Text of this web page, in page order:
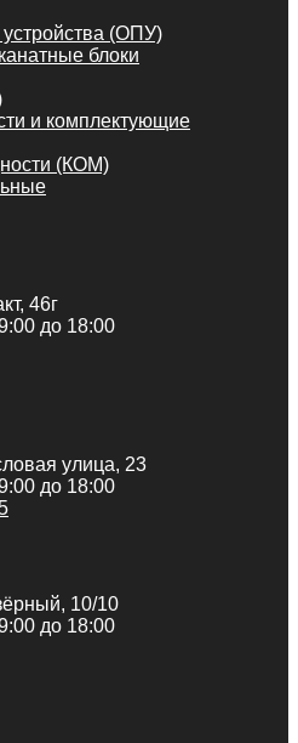
(ОПУ)
блоки
и комплектующие
(КОМ)
46г
до 18:00
улица, 23
до 18:00
10/10
до 18:00